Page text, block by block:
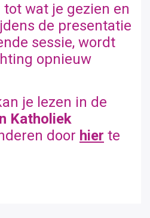
wat je gezien en
de presentatie
sessie, wordt
opnieuw
je lezen in de
Katholiek
door hier te